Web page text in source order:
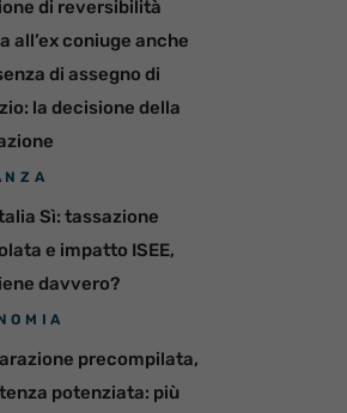
di reversibilità
all’ex coniuge anche
di assegno di
la decisione della
Sì: tassazione
e impatto ISEE,
davvero?
precompilata,
potenziata: più